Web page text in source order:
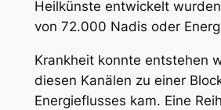
Heilkünste entwickelt
von 72.000 Nadis oder
Krankheit konnte entstehen
diesen Kanälen zu einer
Energieflusses kam. Eine